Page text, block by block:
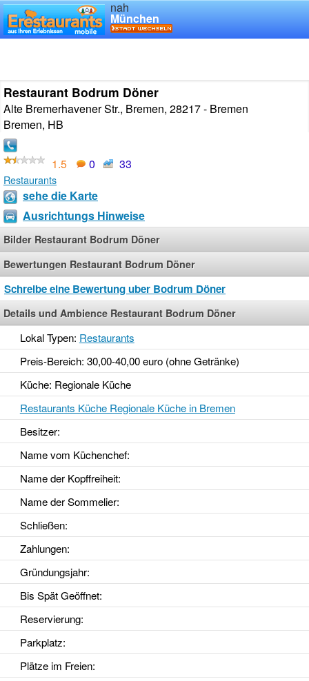
nah
München
Restaurant Bodrum Döner
Alte Bremerhavener Str., Bremen, 28217 - Bremen
Bremen, HB
1.5 0 33
Restaurants
sehe die Karte
Ausrichtungs Hinweise
Bilder Restaurant Bodrum Döner
Bewertungen Restaurant Bodrum Döner
Schreibe eine Bewertung uber Bodrum Döner
Details und Ambience Restaurant Bodrum Döner
Lokal Typen: Restaurants
Preis-Bereich: 30,00-40,00 euro (ohne Getränke)
Küche: Regionale Küche
Restaurants Küche Regionale Küche in Bremen
Besitzer:
Name vom Küchenchef:
Name der Kopffreiheit:
Name der Sommelier:
Schließen:
Zahlungen:
Gründungsjahr:
Bis Spät Geöffnet:
Reservierung:
Parkplatz:
Plätze im Freien: